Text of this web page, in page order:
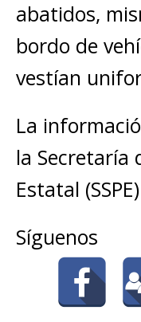
abatidos,
bordo de
vestían
La
la Secretaría
Estatal
Síguenos